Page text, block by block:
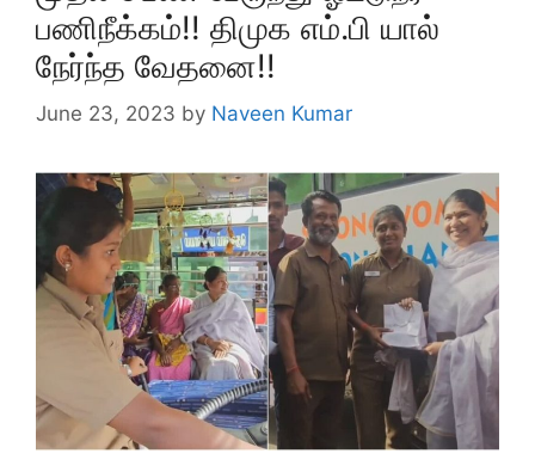
பணிநீக்கம்!! திமுக எம்.பி யால்
நேர்ந்த வேதனை!!
June 23, 2023 by Naveen Kumar